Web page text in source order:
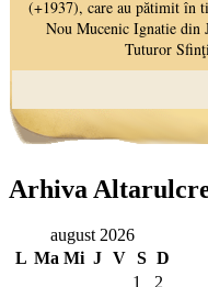
Arhiva
august 2026
L Ma Mi J V S D
1
2